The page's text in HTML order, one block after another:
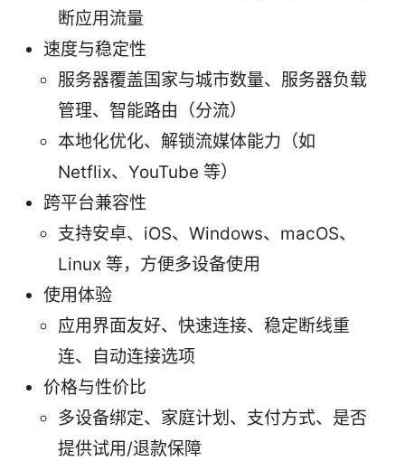
断应用流量
速度与稳定性
服务器覆盖国家与城市数量、服务器负载
管理、智能路由（分流）
本地化优化、解锁流媒体能力（如
Netflix、YouTube 等）
跨平台兼容性
支持安卓、iOS、Windows、macOS、
Linux 等，方便多设备使用
使用体验
应用界面友好、快速连接、稳定断线重
连、自动连接选项
价格与性价比
多设备绑定、家庭计划、支付方式、是否
提供试用/退款保障